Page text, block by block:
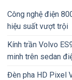
Công nghệ điện
hiệu suất vượt trội
Kính trần Volvo
minh trên sedan
Đèn pha HD Pixel